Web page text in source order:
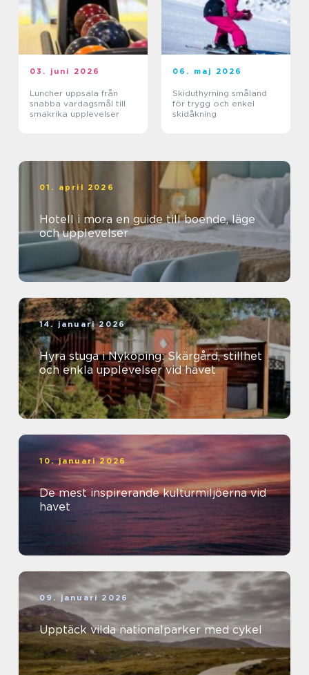
03. juni 2026
Luncher uppsala från
snabba vardagsmål till
smakrika upplevelser
06. maj 2026
Skiduthyrning småland
för trygg och enkel
skidåkning
01. april 2026
Hotell i mora en guide till boende, läge
och upplevelser
14. januari 2026
Hyra stuga i Nyköping: Skärgård, stillhet
och enkla upplevelser vid havet
10. januari 2026
De mest inspirerande kulturmiljöerna vid
havet
09. januari 2026
Upptäck vilda nationalparker med cykel